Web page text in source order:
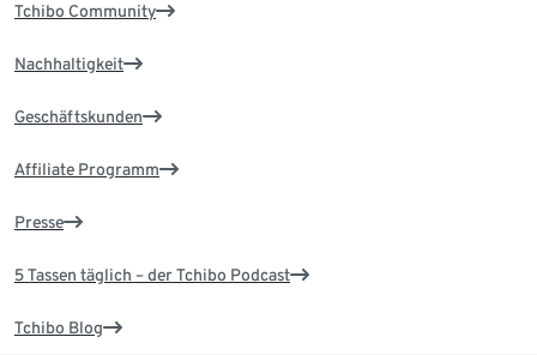
Tchibo Community
Nachhaltigkeit
Geschäftskunden
Affiliate Programm
Presse
5 Tassen täglich – der Tchibo Podcast
Tchibo Blog